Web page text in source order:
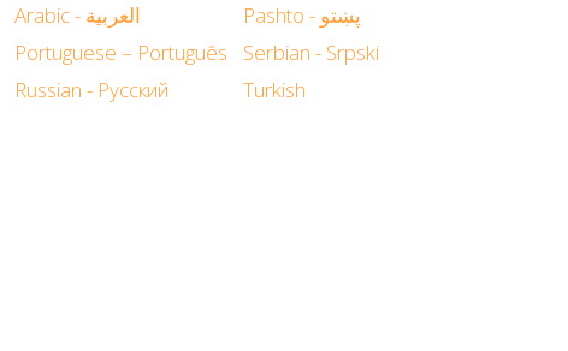
Arabic - العربية
Pashto - پښتو
Portuguese – Português
Serbian - Srpski
Russian - Русский Turkish